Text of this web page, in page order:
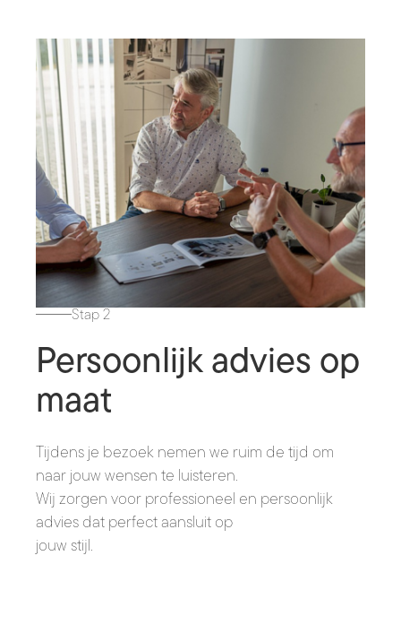
Stap 2
Persoonlijk advies op
maat
Tijdens je bezoek nemen we ruim de tijd om
naar jouw wensen te luisteren.
Wij zorgen voor professioneel en persoonlijk
advies dat perfect aansluit op
jouw stijl.